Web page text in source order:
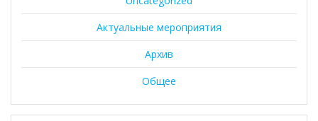
Актуальные мероприятия
Архив
Общее